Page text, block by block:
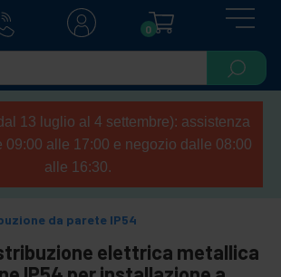
0
13 luglio al 4 settembre): assistenza
09:00 alle 17:00 e negozio dalle 08:00
alle 16:30.
da parete IP54
elettrica metallica